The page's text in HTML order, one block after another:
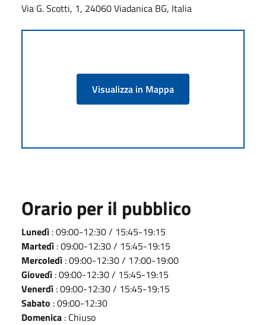
Via G. Scotti, 1, 24060 Viadanica BG, Italia
Visualizza in Mappa
Orario per il pubblico
Lunedì : 09:00-12:30 / 15:45-19:15
Martedì : 09:00-12:30 / 15:45-19:15
Mercoledì : 09:00-12:30 / 17:00-19:00
Giovedì : 09:00-12:30 / 15:45-19:15
Venerdì : 09:00-12:30 / 15:45-19:15
Sabato : 09:00-12:30
Domenica : Chiuso